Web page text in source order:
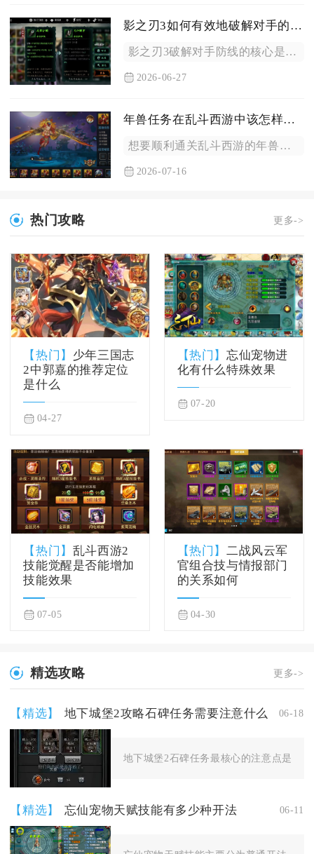
影之刃3如何有效地破解对手的防线
影之刃3破解对手防线的核心是破甲优先、控场衔接、真实伤害补刀...
2026-06-27
年兽任务在乱斗西游中该怎样打败
想要顺利通关乱斗西游的年兽任务，核心打法是先用AOE技能逼出...
2026-07-16
热门攻略 更多->
【热门】 少年三国志
2中郭嘉的推荐定位
是什么
04-27
【热门】忘仙宠物进
化有什么特殊效果
07-20
【热门】 乱斗西游2
技能觉醒是否能增加
技能效果
07-05
【热门】二战风云军
官组合技与情报部门
的关系如何
04-30
精选攻略 更多->
【精选】 地下城堡2攻略石碑任务需要注意什么 06-18
地下城堡2石碑任务最核心的注意点是严
【精选】 忘仙宠物天赋技能有多少种开法 06-11